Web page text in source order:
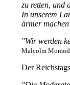
zu retten,
In unserem
ärmer
"Wir werden
Malcolm
Der